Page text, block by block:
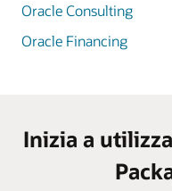
Oracle Consulting
Oracle Financing
Inizia a